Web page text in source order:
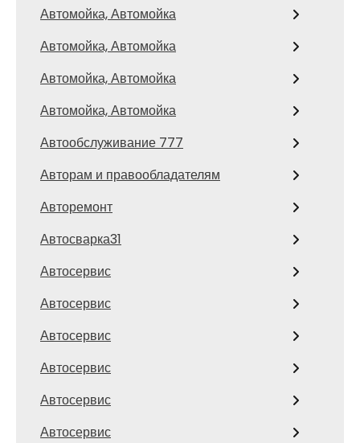
Автомойка, Автомойка
Автомойка, Автомойка
Автомойка, Автомойка
Автомойка, Автомойка
Автообслуживание 777
Авторам и правообладателям
Авторемонт
Автосварка31
Автосервис
Автосервис
Автосервис
Автосервис
Автосервис
Автосервис